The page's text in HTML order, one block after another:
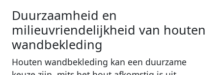
Duurzaamheid en
milieuvriendelijkheid van houten
wandbekleding
Houten wandbekleding kan een duurzame